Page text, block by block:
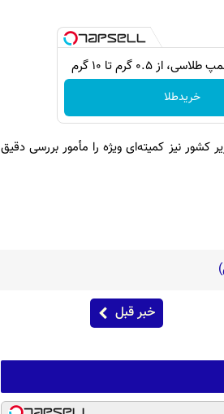
۰.۵ گرم تا ۱۰ گرم
خریدطلا
کشور نیز کمیته‌ای ویژه را مأمور بررسی دقیق
خبر قبل